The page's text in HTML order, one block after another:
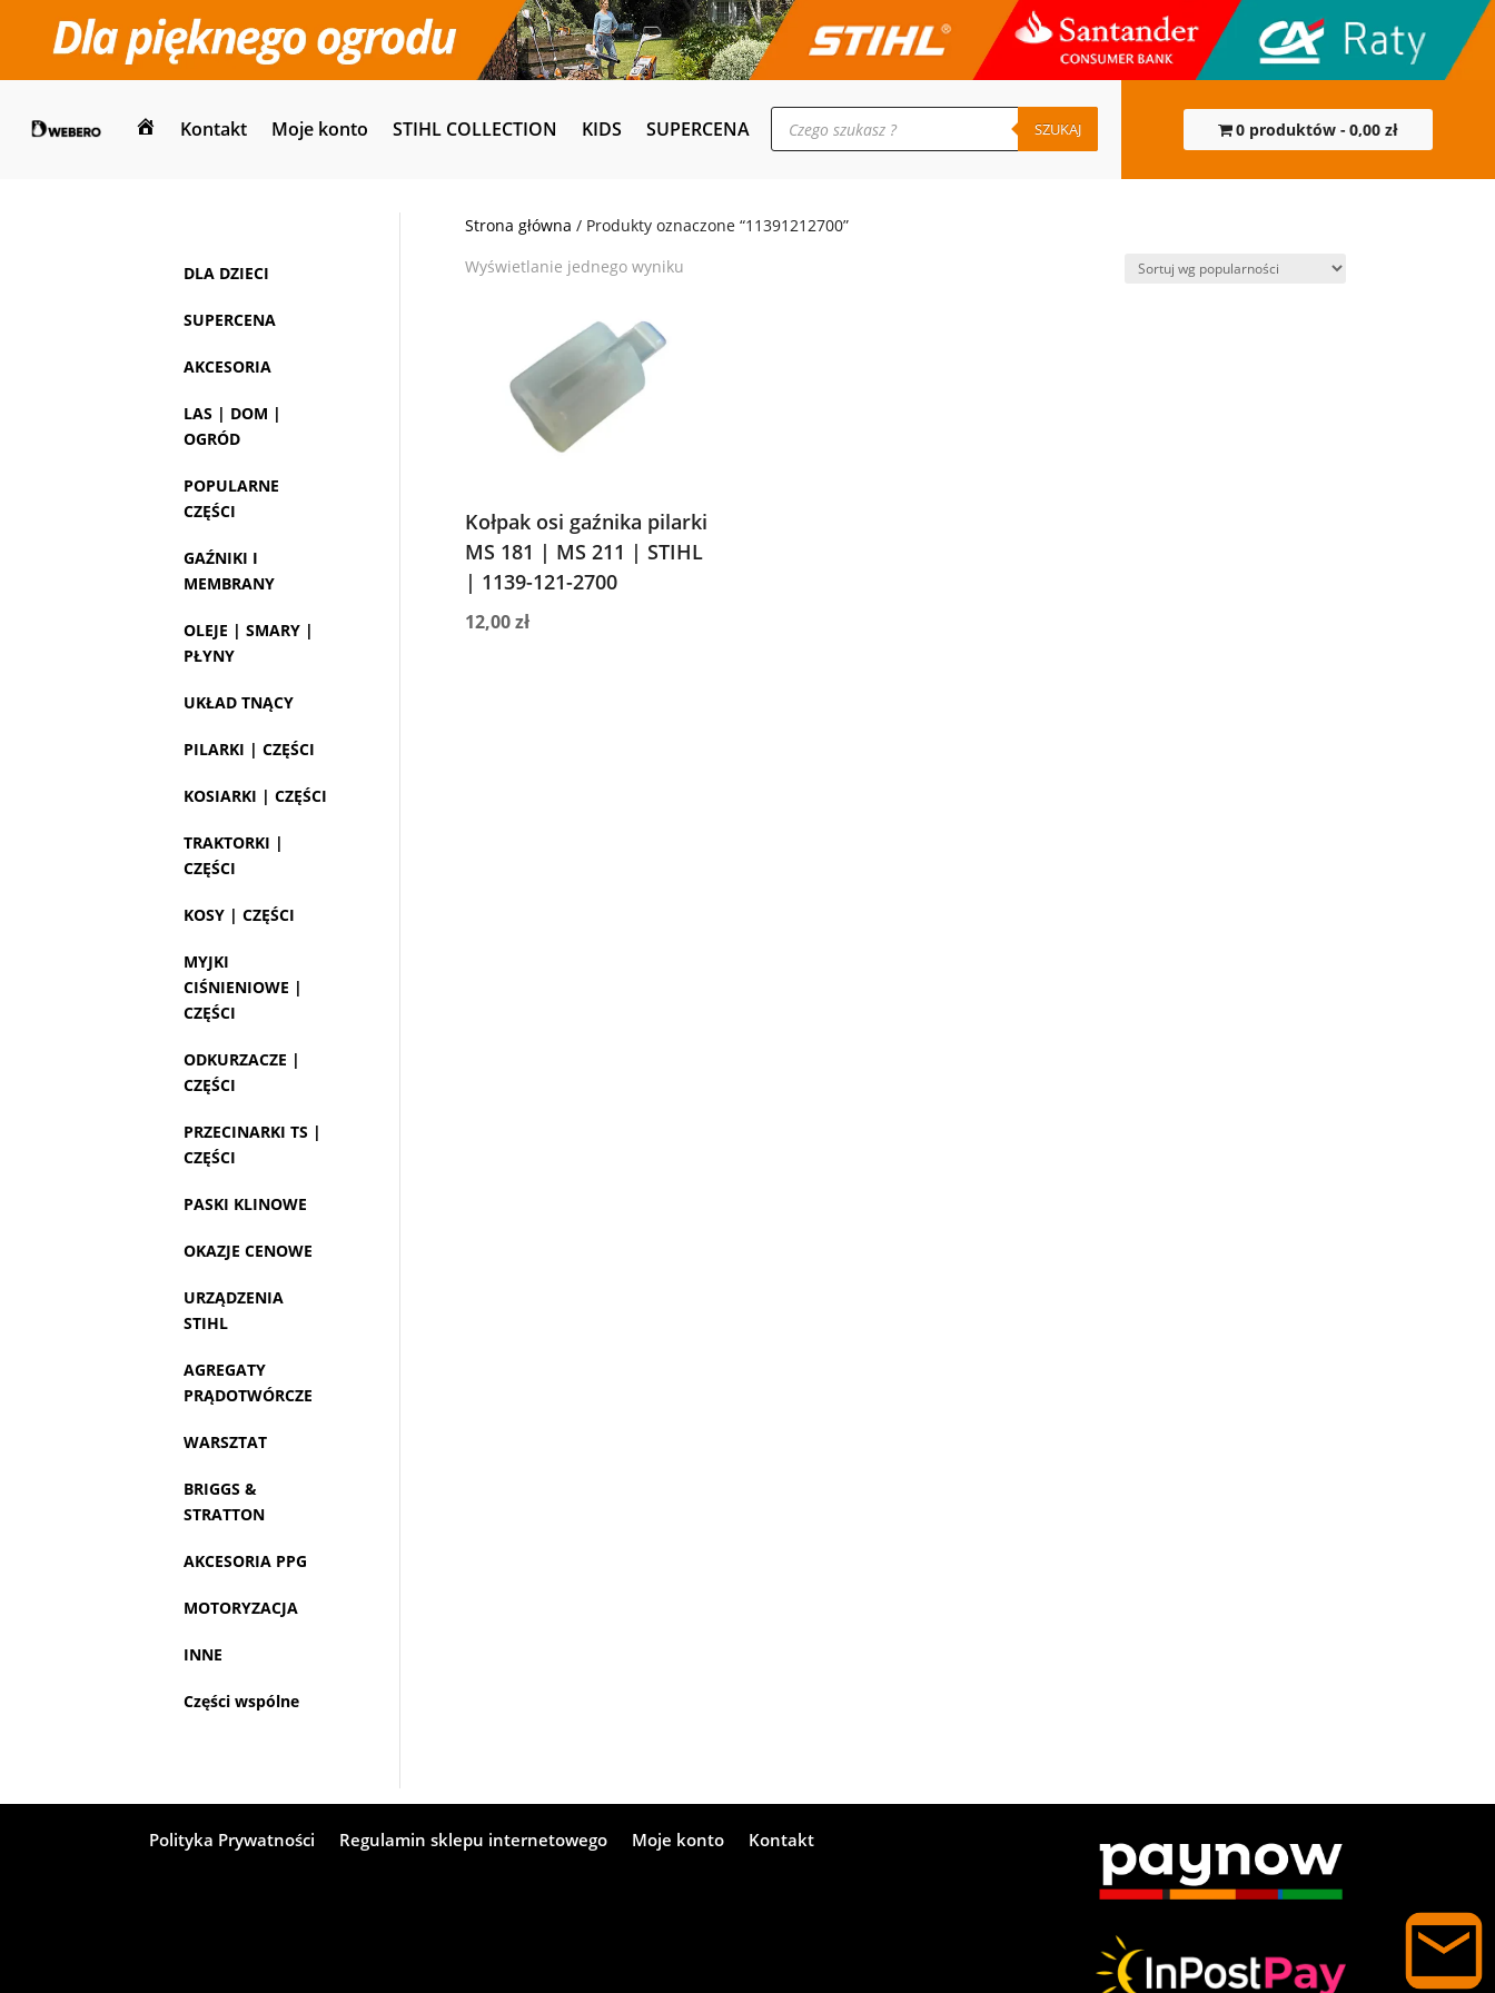
Dom Kontakt Moje konto STIHL COLLECTION KIDS SUPERCENA
Wyszukiwarka
produktów SZUKAJ 0 produktów 0,00 zł
Strona główna / Produkty oznaczone “11391212700”
Wyświetlanie jednego wyniku
Kołpak osi gaźnika pilarki
MS 181 | MS 211 | STIHL
| 1139-121-2700
12,00zł
DLA DZIECI
SUPERCENA
AKCESORIA
LAS | DOM |
OGRÓD
POPULARNE
CZĘŚCI
GAŹNIKI I
MEMBRANY
OLEJE | SMARY |
PŁYNY
UKŁAD TNĄCY
PILARKI | CZĘŚCI
KOSIARKI | CZĘŚCI
TRAKTORKI |
CZĘŚCI
KOSY | CZĘŚCI
MYJKI
CIŚNIENIOWE |
CZĘŚCI
ODKURZACZE |
CZĘŚCI
PRZECINARKI TS |
CZĘŚCI
PASKI KLINOWE
OKAZJE CENOWE
URZĄDZENIA
STIHL
AGREGATY
PRĄDOTWÓRCZE
WARSZTAT
BRIGGS &
STRATTON
AKCESORIA PPG
MOTORYZACJA
INNE
Części wspólne
Polityka Prywatności Regulamin sklepu internetowego Moje konto Kontakt